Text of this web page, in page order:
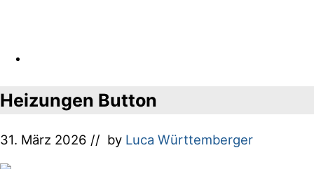
Heizungen Button
31. März 2026 // by Luca Württemberger